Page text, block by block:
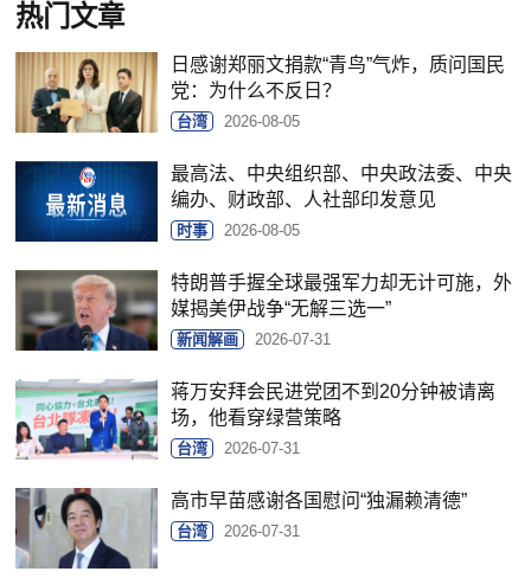
热门文章
日感谢郑丽文捐款“青鸟”气炸，质问国民
党：为什么不反日？
台湾 2026-08-05
最高法、中央组织部、中央政法委、中央
编办、财政部、人社部印发意见
时事 2026-08-05
特朗普手握全球最强军力却无计可施，外
媒揭美伊战争“无解三选一”
新闻解画 2026-07-31
蒋万安拜会民进党团不到20分钟被请离
场，他看穿绿营策略
台湾 2026-07-31
高市早苗感谢各国慰问“独漏赖清德”
台湾 2026-07-31